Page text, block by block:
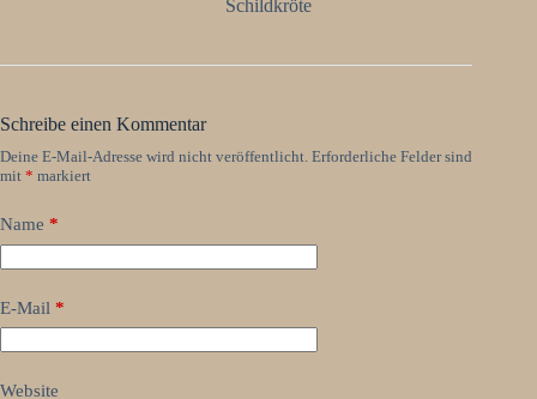
Schildkröte
Schreibe einen Kommentar
Deine E-Mail-Adresse wird nicht veröffentlicht. Erforderliche Felder sind
mit * markiert
Name *
E-Mail *
Website